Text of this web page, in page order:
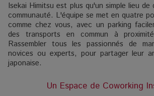
Isekai Himitsu est plus qu'un simple lieu de détente ; c'est une
communauté. L'équipe se met en quatre
comme chez vous, avec un parking
des transports en commun à
Rassembler tous les passionnés de
novices ou experts, pour partager leur
japonaise.
Un Espace de Coworking